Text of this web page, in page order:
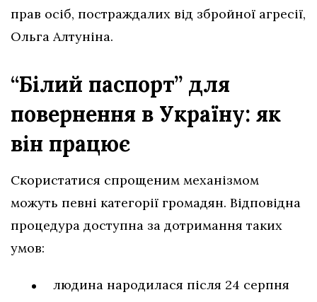
прав осіб, постраждалих від збройної агресії,
Ольга Алтуніна.
“Білий паспорт” для
повернення в Україну: як
він працює
Скористатися спрощеним механізмом
можуть певні категорії громадян. Відповідна
процедура доступна за дотримання таких
умов:
людина народилася після 24 серпня